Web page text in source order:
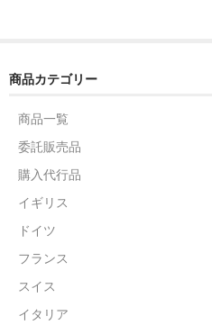
商品カテゴリー
商品一覧
委託販売品
購入代行品
イギリス
ドイツ
フランス
スイス
イタリア